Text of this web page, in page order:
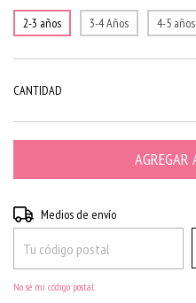
2-3 años
3-4 Años 4-5 años
CANTIDAD
Entregas para el CP:
Medios de envío
No sé mi código postal